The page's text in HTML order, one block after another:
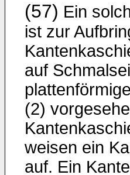
(57) Ein
ist zur
auf
(2)
weisen ein
auf. Ein